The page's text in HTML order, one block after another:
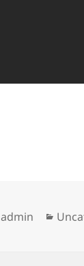
Author
admin